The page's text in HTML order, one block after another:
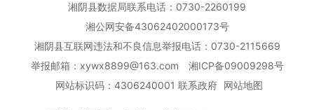
湘阴县数据局联系电话：0730-2260199
湘公网安备43062402000173号
湘阴县互联网违法和不良信息举报电话：0730-2115669
举报邮箱：xywx8899@163.com
湘ICP备09009298号
网站标识码：4306240001 联系政府 网站地图